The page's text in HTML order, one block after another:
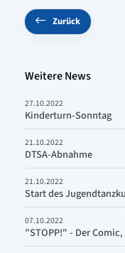
Zurück
Weitere News
27.10.2022
Kinderturn-Sonntag
21.10.2022
DTSA-Abnahme
21.10.2022
Start des
07.10.2022
"STOPP!" - Der